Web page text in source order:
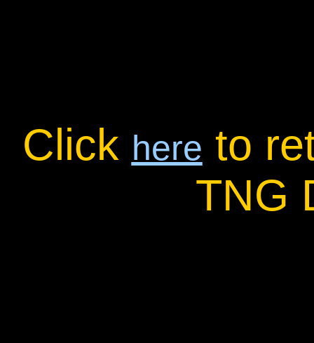
Click here to
TNG